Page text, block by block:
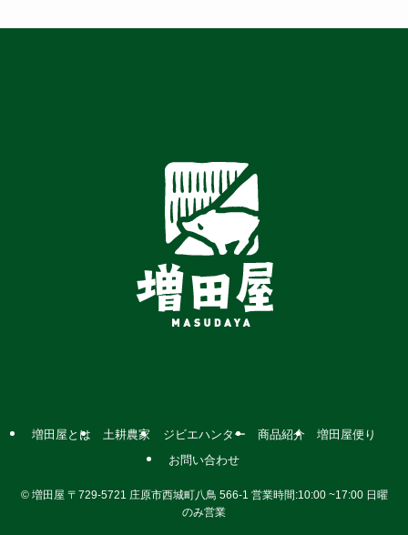
増田屋とは 土耕農家 ジビエハンター 商品紹介
増田屋便り
お問い合わせ
©増田屋 〒729-5721 庄原市西城町八鳥 566-1 営業時間:10:00 ~17:00 日曜
のみ営業